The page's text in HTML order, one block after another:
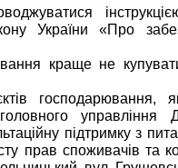
України «Про
краще не
господарювання,
головного
підтримку з
прав споживачів та